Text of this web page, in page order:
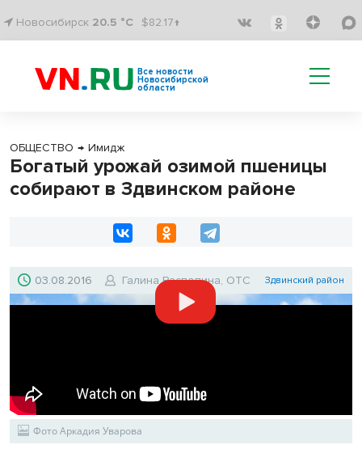
Новосибирск 20.5 °C $82.17↑
Все новости
Новосибирской
области
ОБЩЕСТВО → Имидж
Богатый урожай озимой пшеницы
собирают в Здвинском районе
03.08.2016 Галина Распопина, ОТС Здвинский район
Фото Аркадия Уварова